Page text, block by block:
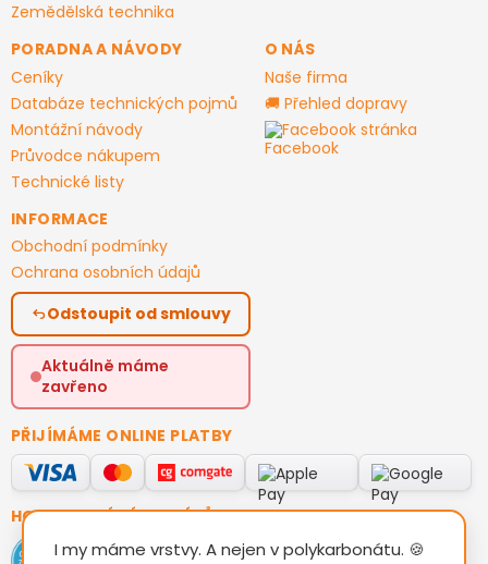
Zemědělská technika
PORADNA A NÁVODY
Ceníky
Databáze technických pojmů
Montážní návody
Průvodce nákupem
Technické listy
O NÁS
Naše firma
🚚 Přehled dopravy
Facebook stránka
INFORMACE
Obchodní podmínky
Ochrana osobních údajů
Odstoupit od smlouvy
Aktuálně máme
zavřeno
PŘIJÍMÁME ONLINE PLATBY
HODNOCENÍ ZÁKAZNÍKŮ
I my máme vrstvy. A nejen v polykarbonátu. 🍪